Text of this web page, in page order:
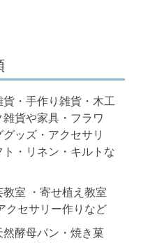
貨・手作り雑貨・木工
貨や家具・フラワ
ッズ・アクセサリ
・リネン・キルトな
教室 ・寄せ植え教室
クセサリー作りなど
然酵母パン・焼き菓